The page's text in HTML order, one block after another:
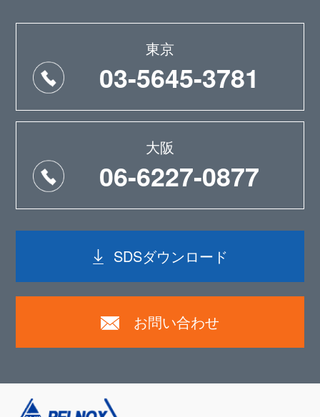
東京
03-5645-3781
大阪
06-6227-0877
SDSダウンロード
お問い合わせ